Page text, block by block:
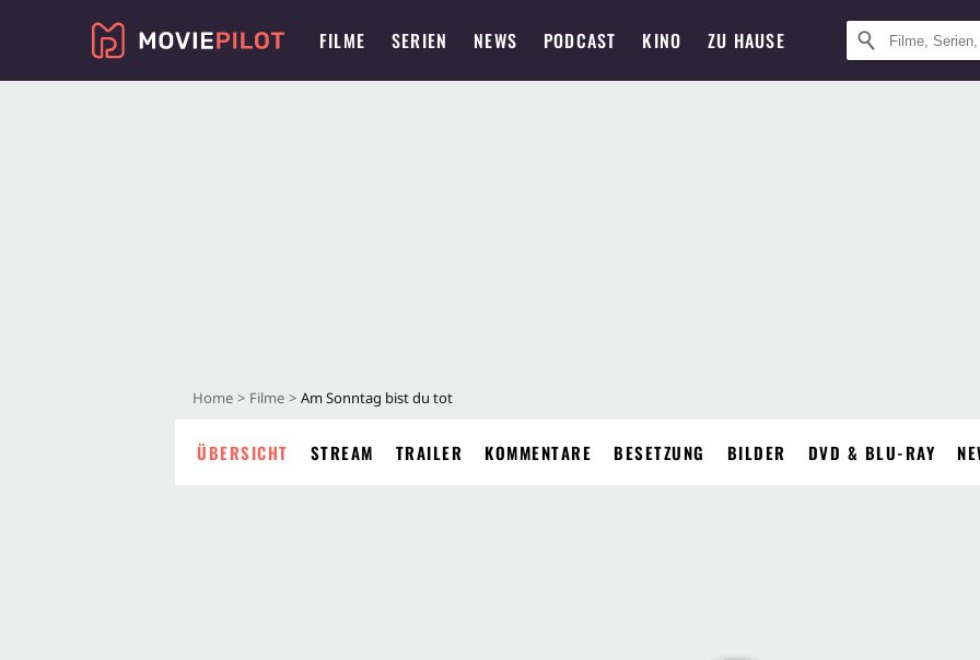
FILME SERIEN NEWS PODCAST KINO ZU HAUSE
Home Filme Am Sonntag bist du tot
ÜBERSICHT STREAM TRAILER KOMMENTARE BESETZUNG BILDER DVD & BLU-RAY